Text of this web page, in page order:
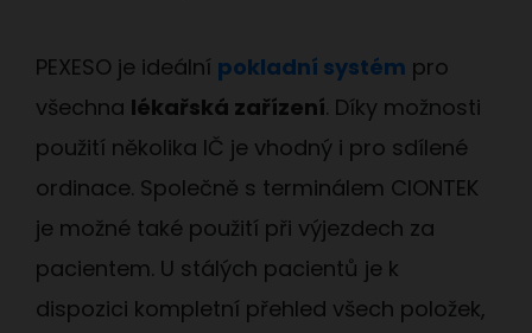
PEXESO je ideální pokladní systém pro
všechna lékařská zařízení. Díky možnosti
použití několika IČ je vhodný i pro sdílené
ordinace. Společně s terminálem CIONTEK
je možné také použití při výjezdech za
pacientem. U stálých pacientů je k
dispozici kompletní přehled všech položek,